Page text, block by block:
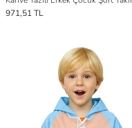
971,51 TL